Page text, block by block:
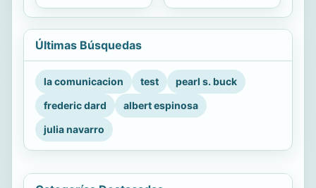
Últimas Búsquedas
la comunicacion test
pearl s. buck
frederic dard
albert espinosa
julia navarro